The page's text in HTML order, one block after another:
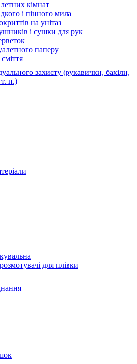
кімнат
і пінного мила
на унітаз
і сушки для рук
паперу
захисту (рукавички, бахіли,
п.)
для плівки